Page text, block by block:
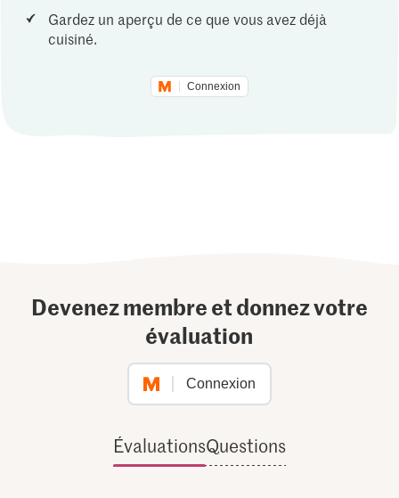
Gardez un aperçu de ce que vous avez déjà
cuisiné.
Connexion
Devenez membre et donnez votre
évaluation
Connexion
ÉvaluationsQuestions